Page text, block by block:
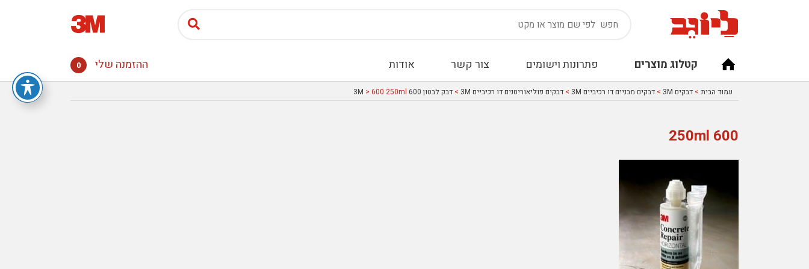
קטלוג מוצרים פתרונות וישומים צור קשר אודות ההזמנה שלי 0
עמוד הבית > דבקים 3M > דבקים מבניים דו רכיביים 3M > דבקים פוליאוריטנים דו רכיביים 3M > דבק לבטון 600 3M > 600 250ml
600 250ml